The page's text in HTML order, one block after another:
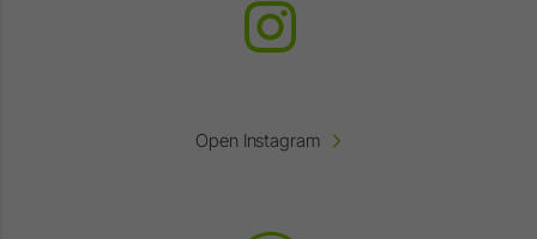
Open Instagram